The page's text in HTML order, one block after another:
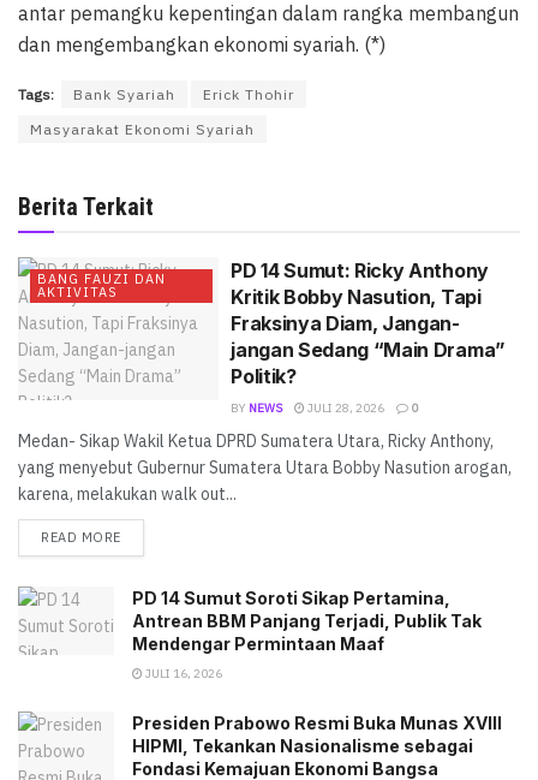
antar pemangku kepentingan dalam rangka membangun
dan mengembangkan ekonomi syariah. (*)
Tags: Bank Syariah
Erick Thohir
Masyarakat Ekonomi Syariah
Berita Terkait
BANG FAUZI DAN
AKTIVITAS
PD 14 Sumut: Ricky Anthony
Kritik Bobby Nasution, Tapi
Fraksinya Diam, Jangan-
jangan Sedang “Main Drama”
Politik?
BY NEWS JULI 28, 2026 0
Medan- Sikap Wakil Ketua DPRD Sumatera Utara, Ricky Anthony,
yang menyebut Gubernur Sumatera Utara Bobby Nasution arogan,
karena, melakukan walk out...
READ MORE
PD 14 Sumut Soroti Sikap Pertamina,
Antrean BBM Panjang Terjadi, Publik Tak
Mendengar Permintaan Maaf
JULI 16, 2026
Presiden Prabowo Resmi Buka Munas XVIII
HIPMI, Tekankan Nasionalisme sebagai
Fondasi Kemajuan Ekonomi Bangsa